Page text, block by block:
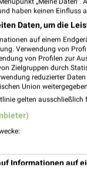
Alzey
07:00 - 22:00 Uhr |
haben keinen Einfluss
Daten, um die
auf einem
Verwendung von
von Profilen zur
Zielgruppen durch
reduzierter
Union
gelten ausschließlich
Informationen auf